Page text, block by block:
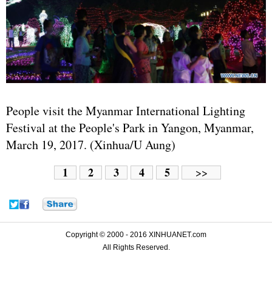
People visit the Myanmar International Lighting
Festival at the People's Park in Yangon, Myanmar,
March 19, 2017. (Xinhua/U Aung)
1 2 3 4 5 >>
Copyright © 2000 - 2016 XINHUANET.com
All Rights Reserved.